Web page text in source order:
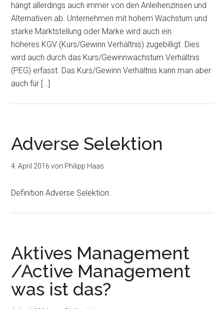
hängt allerdings auch immer von den Anleihenzinsen und
Alternativen ab. Unternehmen mit hohem Wachstum und
starke Marktstellung oder Marke wird auch ein
höheres KGV (Kurs/Gewinn Verhältnis) zugebilligt. Dies
wird auch durch das Kurs/Gewinnwachstum Verhältnis
(PEG) erfasst. Das Kurs/Gewinn Verhältnis kann man aber
auch für […]
Adverse Selektion
4. April 2016 von Philipp Haas
Definition Adverse Selektion:
Aktives Management
/Active Management
was ist das?